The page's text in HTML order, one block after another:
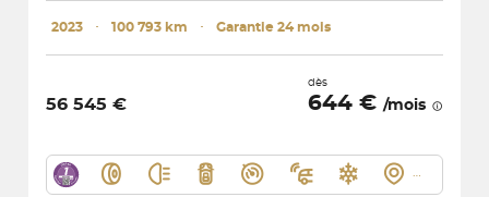
2023 ･ 100 793 km ･ Garantie 24 mois
56 545 €
dès
644 € /mois